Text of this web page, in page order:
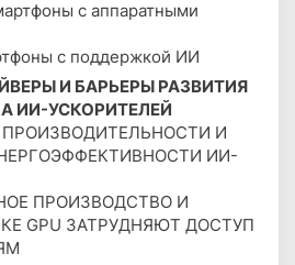
с аппаратными
с поддержкой ИИ
И БАРЬЕРЫ РАЗВИТИЯ
ИИ-УСКОРИТЕЛЕЙ
И
ИИ-
ПРОИЗВОДСТВО И
GPU ЗАТРУДНЯЮТ ДОСТУП